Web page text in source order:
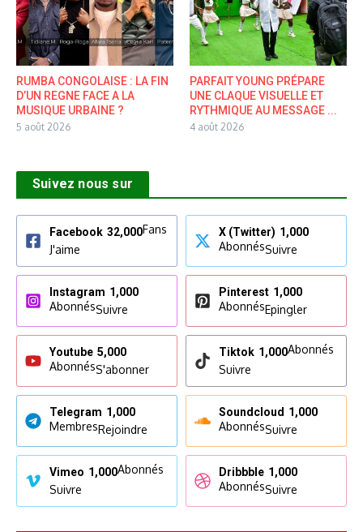
RUMBA CONGOLAISE : LA FIN
D’UN REGNE FACE A LA
MUSIQUE URBAINE ?
5 août 2026
PARFAIT YOUNG PRÉPARE
UNE CLAQUE VISUELLE ET
RYTHMIQUE AU MESSAGE ...
4 août 2026
Suivez nous sur
Facebook 32,000Fans
J'aime
X (Twitter) 1,000
AbonnésSuivre
Instagram 1,000
AbonnésSuivre
Pinterest 1,000
AbonnésEpingler
Youtube 5,000
AbonnésS'abonner
Tiktok 1,000Abonnés
Suivre
Telegram 1,000
MembresRejoindre
Soundcloud 1,000
AbonnésSuivre
Vimeo 1,000Abonnés
Suivre
Dribbble 1,000
AbonnésSuivre